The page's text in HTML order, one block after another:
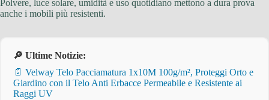
Polvere, luce solare, umidità e uso quotidiano mettono a dura prova
anche i mobili più resistenti.
🔎 Ultime Notizie:
📄 Velway Telo Pacciamatura 1x10M 100g/m², Proteggi Orto e
Giardino con il Telo Anti Erbacce Permeabile e Resistente ai
Raggi UV